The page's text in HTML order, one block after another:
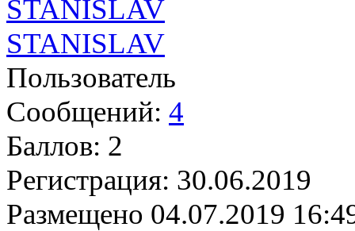
STANISLAV
Пользователь
Сообщений: 4
Баллов: 2
Регистрация: 30.06.2019
Размещено 04.07.2019